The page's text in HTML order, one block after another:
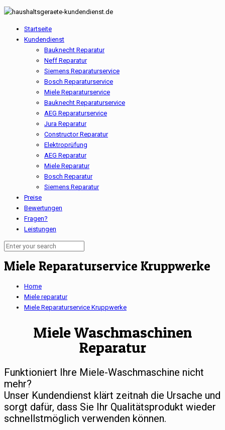
Startseite
Kundendienst
Bauknecht Reparatur
Neff Reparatur
Siemens Reparaturservice
Bosch Reparaturservice
Miele Reparaturservice
Bauknecht Reparaturservice
AEG Reparaturservice
Jura Reparatur
Constructor Reparatur
Elektroprüfung
AEG Reparatur
Miele Reparatur
Bosch Reparatur
Siemens Reparatur
Preise
Bewertungen
Fragen?
Leistungen
Miele Reparaturservice Kruppwerke
Home
Miele reparatur
Miele Reparaturservice Kruppwerke
Miele Waschmaschinen
Reparatur
Funktioniert Ihre Miele-Waschmaschine nicht
mehr?
Unser Kundendienst klärt zeitnah die Ursache und
sorgt dafür, dass Sie Ihr Qualitätsprodukt wieder
schnellstmöglich verwenden können.